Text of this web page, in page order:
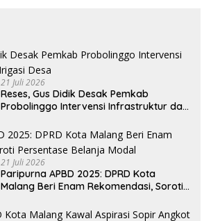
21 Juli 2026
Reses, Gus Didik Desak Pemkab
Probolinggo Intervensi Infrastruktur dan
21 Juli 2026
Paripurna APBD 2025: DPRD Kota
Malang Beri Enam Rekomendasi, Soroti